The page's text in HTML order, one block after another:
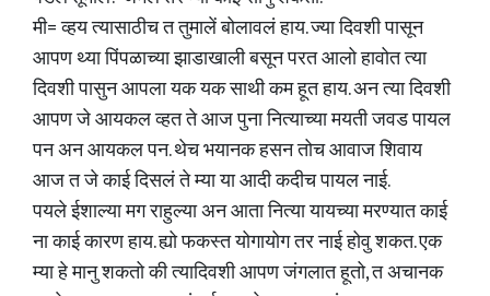
मी= व्हय त्यासाठीच त तुमालें बोलावलं हाय. ज्या दिवशी पासून
आपण थ्या पिंपळाच्या झाडाखाली बसून परत आलो हावोत त्या
दिवशी पासुन आपला यक यक साथी कम हूत हाय. अन त्या दिवशी
आपण जे आयकल व्हत ते आज पुना नित्याच्या मयती जवड पायल
पन अन आयकल पन. थेच भयानक हसन तोच आवाज शिवाय
आज त जे काई दिसलं ते म्या या आदी कदीच पायल नाई.
पयले ईशाल्या मग राहुल्या अन आता नित्या यायच्या मरण्यात काई
ना काई कारण हाय. ह्यो फकस्त योगायोग तर नाई होवु शकत. एक
म्या हे मानु शकतो की त्यादिवशी आपण जंगलात हूतो, त अचानक